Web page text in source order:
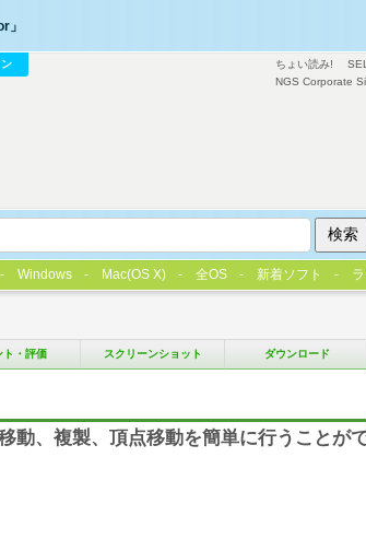
ト・評価 スクリーンショット ダウンロード
動、複製、頂点移動を簡単に行うことが
ちょい読み!
NGS Corporate
」
Windows Mac(OS X) 全OS 新着ソフト